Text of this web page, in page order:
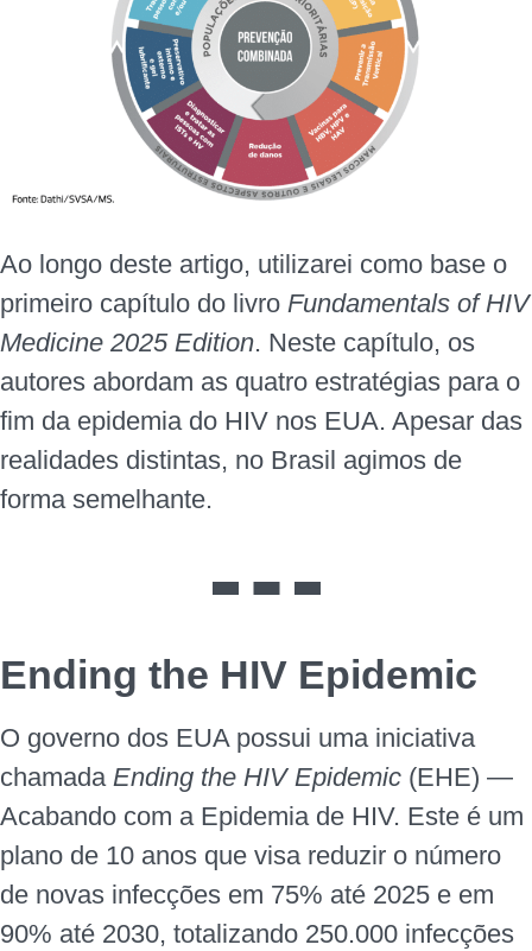
Ao longo deste artigo, utilizarei como base o
primeiro capítulo do livro Fundamentals of HIV
Medicine 2025 Edition. Neste capítulo, os
autores abordam as quatro estratégias para o
fim da epidemia do HIV nos EUA. Apesar das
realidades distintas, no Brasil agimos de
forma semelhante.
Ending the HIV Epidemic
O governo dos EUA possui uma iniciativa
chamada Ending the HIV Epidemic (EHE) —
Acabando com a Epidemia de HIV. Este é um
plano de 10 anos que visa reduzir o número
de novas infecções em 75% até 2025 e em
90% até 2030, totalizando 250.000 infecções